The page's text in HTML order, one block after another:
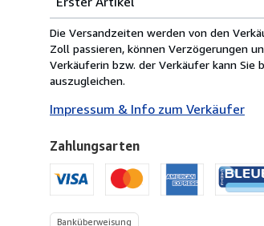
von
Spanien
nach
USA
Die Versandzeiten werden von den
Zoll passieren, können Verzögerungen
Verkäuferin bzw. der Verkäufer kann
auszugleichen.
Impressum & Info zum Verkäufer
Zahlungsarten
Banküberweisung